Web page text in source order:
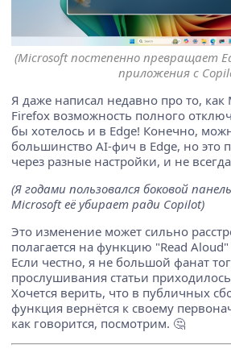
(Microsoft постепенно превращает
приложения с
Я даже написал недавно про то, как
Firefox возможность полного
бы хотелось и в Edge! Конечно,
большинство AI-фич в Edge, но это
через разные настройки, и не
(Я годами пользовался боковой
Microsoft её убирает ради Copilot)
Это изменение может сильно
полагается на функцию "Read
Если честно, я не большой фанат
прослушивания статьи приходилось
Хочется верить, что в публичных
функция вернётся к своему
как говорится, посмотрим. 🤔